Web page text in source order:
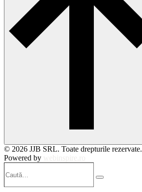
© 2026 JJB SRL. Toate drepturile rezervate.
Powered by
Search